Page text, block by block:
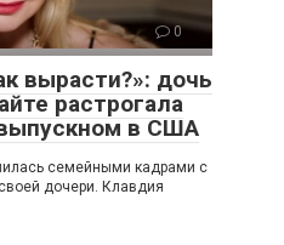
0
вырасти?»: дочь
растрогала
в США
семейными кадрами с
дочери. Клавдия